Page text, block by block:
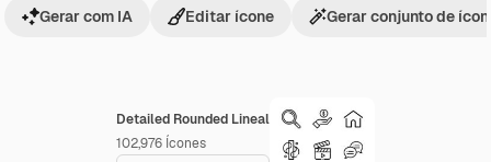
Detailed Rounded Lineal
102,976 Ícones
Gerar com IA Editar ícone Gerar conjunto de